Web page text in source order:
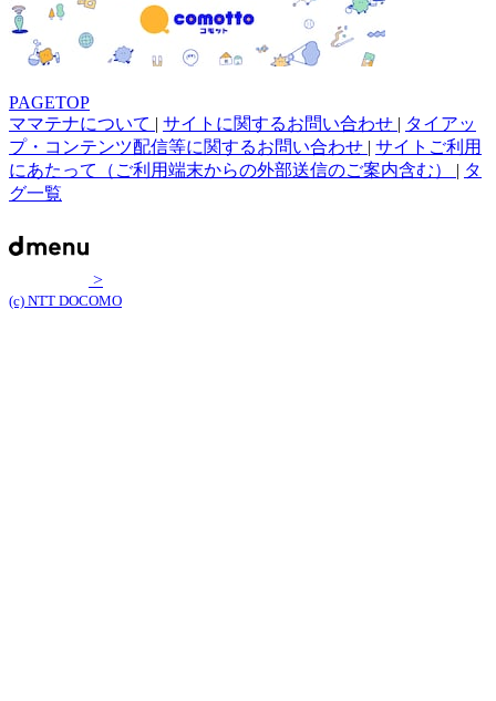
PAGETOP
ママテナについて | サイトに関するお問い合わせ | タイアッ
プ・コンテンツ配信等に関するお問い合わせ | サイトご利用
にあたって（ご利用端末からの外部送信のご案内含む） | タ
グ一覧
>
(c) NTT DOCOMO